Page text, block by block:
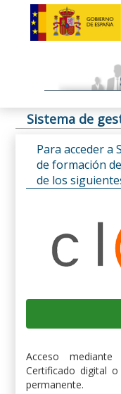
Sistema de
Para acceder a
de formación
de los
Acceso
Certificado digital
permanente.